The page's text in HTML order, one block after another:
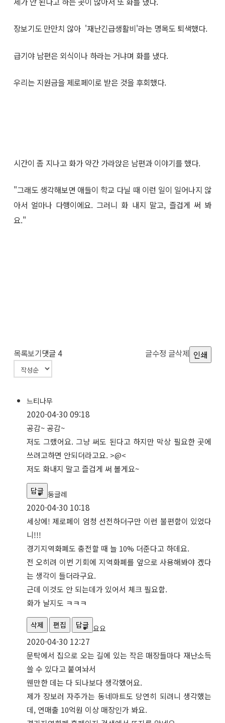
장보기도 만만치 않아 '재난긴급생활비'라는 명목도 퇴색했다.
급기야 남편은 외식이나 하라는 거냐며 화를 냈다.
우리는 지원금을 제로페이로 받은 것을 후회했다.
시간이 좀 지나고 화가 약간 가라앉은 남편과 이야기를 했다.
"그래도 생각해보면 애들이 학교 다닐 때 이런 일이 일어나지 않
아서 얼마나 다행이에요. 그러니 화 내지 말고, 즐겁게 써 봐
요."
인쇄
목록보기 글수정 글삭제
댓글4
느티나무
2020-04-30 09:18
공감~ 공감~
저도 그랬어요. 그냥 써도 된다고 하지만 막상 필요한 곳에
쓰려고하면 안되더라고요. >@<
저도 화내지 말고 즐겁게 써 볼게요~
답글 둥글레
2020-04-30 10:18
세상에! 제로페이 엄청 선전하더구만 이런 불편함이 있었다
니!!!
경기지역화폐도 충전할 때 늘 10% 더준다고 하데요.
전 오히려 이번 기회에 지역화폐를 앞으로 사용해봐야 겠다
는 생각이 들더라구요.
근데 이것도 안 되는데가 있어서 체크 필요함.
화가 날지도 ㅋㅋㅋ
삭제 편집 답글 요요
2020-04-30 12:27
문탁에서 집으로 오는 길에 있는 작은 매장들마다 재난소득
쓸 수 있다고 붙여놔서
웬만한 데는 다 되나보다 생각했어요.
제가 장보러 자주가는 동네마트도 당연히 되려니 생각했는
데, 연매출 10억원 이상 매장인가 봐요.